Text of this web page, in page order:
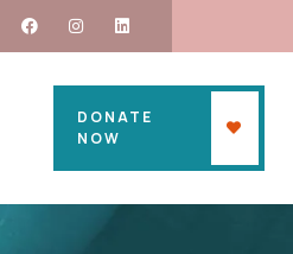
DONATE
NOW